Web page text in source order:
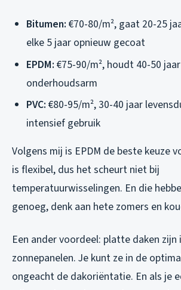
Bitumen: €70-80/m², gaat 20-25
elke 5 jaar opnieuw gecoat
EPDM: €75-90/m², houdt 40-50
onderhoudsarm
PVC: €80-95/m², 30-40 jaar
intensief gebruik
Volgens mij is EPDM de beste keuze
is flexibel, dus het scheurt niet bij
temperatuurwisselingen. En die
genoeg, denk aan hete zomers en
Een ander voordeel: platte daken
zonnepanelen. Je kunt ze in de
ongeacht de dakoriëntatie. En als je